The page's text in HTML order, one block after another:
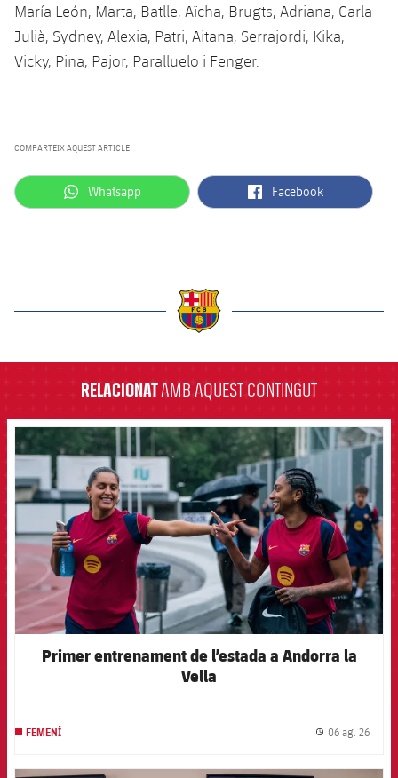
María León, Marta, Batlle, Aïcha, Brugts, Adriana, Carla
Julià, Sydney, Alexia, Patri, Aitana, Serrajordi, Kika,
Vicky, Pina, Pajor, Paralluelo i Fenger.
COMPARTEIX AQUEST ARTICLE
label.aria.whatsapp
Whatsapp label.aria.facebook
Facebook
RELACIONATAMB AQUEST CONTINGUT
FCB Barcelona badge
Primer entrenament de l’estada a Andorra la
Vella
FEMENÍ 06 ag. 26